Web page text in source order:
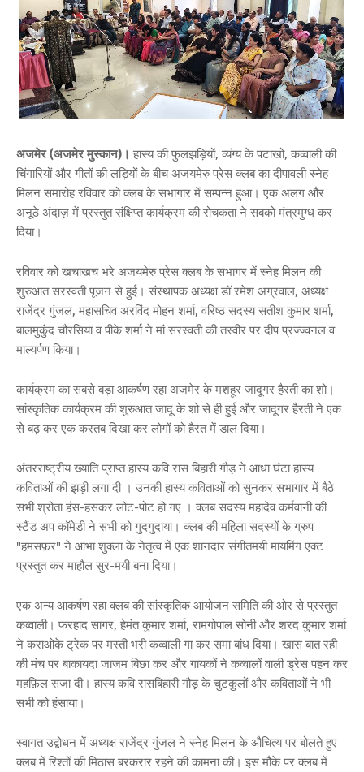
अजमेर (अजमेर मुस्कान)। हास्य की फुलझड़ियों, व्यंग्य के पटाखों, कव्वाली की
चिंगारियों और गीतों की लड़ियों के बीच अजयमेरु प्रेस क्लब का दीपावली स्नेह
मिलन समारोह रविवार को क्लब के सभागार में सम्पन्न हुआ। एक अलग और
अनूठे अंदाज़ में प्रस्तुत संक्षिप्त कार्यक्रम की रोचकता ने सबको मंत्रमुग्ध कर
दिया।
रविवार को खचाखच भरे अजयमेरु प्रेस क्लब के सभागर में स्नेह मिलन की
शुरुआत सरस्वती पूजन से हुई। संस्थापक अध्यक्ष डॉ रमेश अग्रवाल, अध्यक्ष
राजेंद्र गुंजल, महासचिव अरविंद मोहन शर्मा, वरिष्ठ सदस्य सतीश कुमार शर्मा,
बालमुकुंद चौरसिया व पीके शर्मा ने मां सरस्वती की तस्वीर पर दीप प्रज्ज्वनल व
माल्यर्पण किया।
कार्यक्रम का सबसे बड़ा आकर्षण रहा अजमेर के मशहूर जादूगर हैरती का शो।
सांस्कृतिक कार्यक्रम की शुरुआत जादू के शो से ही हुई और जादूगर हैरती ने एक
से बढ़ कर एक करतब दिखा कर लोगों को हैरत में डाल दिया।
अंतरराष्ट्रीय ख्याति प्राप्त हास्य कवि रास बिहारी गौड़ ने आधा घंटा हास्य
कविताओं की झड़ी लगा दी । उनकी हास्य कविताओं को सुनकर सभागार में बैठे
सभी श्रोता हंस-हंसकर लोट-पोट हो गए । क्लब सदस्य महादेव कर्मवानी की
स्टैंड अप कॉमेडी ने सभी को गुदगुदाया। क्लब की महिला सदस्यों के ग्रुप
"हमसफ़र" ने आभा शुक्ला के नेतृत्व में एक शानदार संगीतमयी मायमिंग एक्ट
प्रस्तुत कर माहौल सुर-मयी बना दिया।
एक अन्य आकर्षण रहा क्लब की सांस्कृतिक आयोजन समिति की ओर से प्रस्तुत
कव्वाली। फरहाद सागर, हेमंत कुमार शर्मा, रामगोपाल सोनी और शरद कुमार शर्मा
ने कराओके ट्रेक पर मस्ती भरी कव्वाली गा कर समा बांध दिया। खास बात रही
की मंच पर बाकायदा जाजम बिछा कर और गायकों ने कव्वालों वाली ड्रेस पहन कर
महफ़िल सजा दी। हास्य कवि रासबिहारी गौड़ के चुटकुलों और कविताओं ने भी
सभी को हंसाया।
स्वागत उद्बोधन में अध्यक्ष राजेंद्र गुंजल ने स्नेह मिलन के औचित्य पर बोलते हुए
क्लब में रिश्तों की मिठास बरकरार रहने की कामना की। इस मौके पर क्लब में